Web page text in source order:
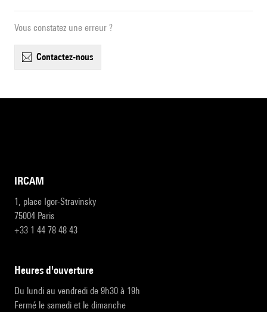
Vous constatez une erreur ?
contactez-nous
IRCAM
1, place Igor-Stravinsky
75004 Paris
+33 1 44 78 48 43
heures d'ouverture
Du lundi au vendredi de 9h30 à 19h
Fermé le samedi et le dimanche